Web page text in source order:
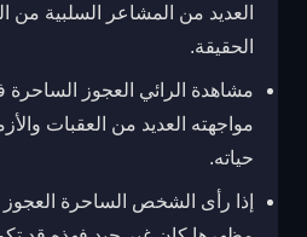
العديد من المشاعر السلبية
الحقيقة.
مشاهدة الرائي العجوز الساحرة
مواجهته العديد من العقبات
حياته.
إذا رأى الشخص الساحرة